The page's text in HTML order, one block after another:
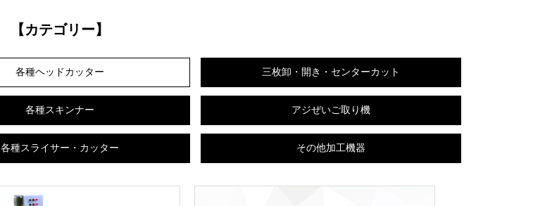
【カテゴリー】
各種ヘッドカッター 三枚卸・開き・センターカット
各種スキンナー アジぜいご取り機
各種スライサー・カッター その他加工機器